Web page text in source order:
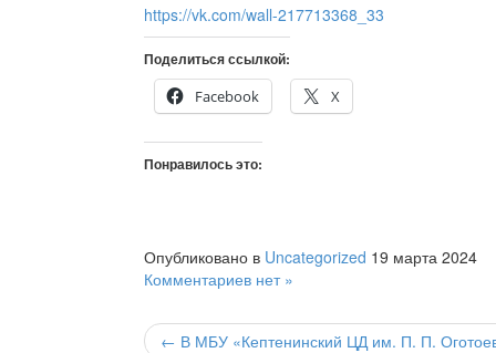
https://vk.com/wall-217713368_33
Поделиться ссылкой:
Facebook
X
Понравилось это:
Опубликовано в Uncategorized 19 марта 2024
Комментариев нет »
← В МБУ «Кептенинский ЦД им. П. П.